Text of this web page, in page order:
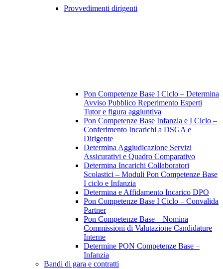
Provvedimenti dirigenti
Pon Competenze Base I Ciclo – Determina
Avviso Pubblico Reperimento Esperti
Tutor e figura aggiuntiva
Pon Competenze Base Infanzia e I Ciclo –
Conferimento Incarichi a DSGA e
Dirigente
Determina Aggiudicazione Servizi
Assicurativi e Quadro Comparativo
Determina Incarichi Collaboratori
Scolastici – Moduli Pon Competenze Base
I ciclo e Infanzia
Determina e Affidamento Incarico DPO
Pon Competenze Base I Ciclo – Convalida
Partner
Pon Competenze Base – Nomina
Commissioni di Valutazione Candidature
Interne
Determine PON Competenze Base –
Infanzia
Bandi di gara e contratti